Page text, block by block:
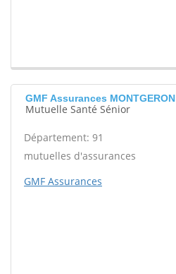
GMF Assurances MONTGERON
Mutuelle Santé Sénior
Département: 91
mutuelles d'assurances
GMF Assurances